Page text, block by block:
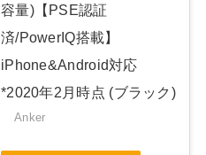
容量)【PSE認証
済/PowerIQ搭載】
iPhone&Android対応
*2020年2月時点 (ブラック)
Anker